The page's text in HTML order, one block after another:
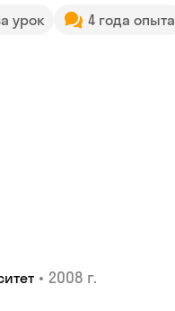
урок 4 года опыта
• 2008 г.